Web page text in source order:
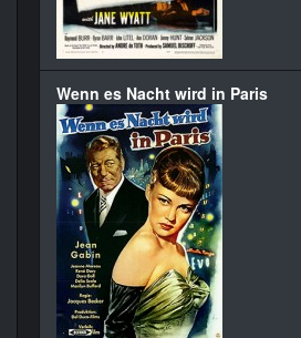
Wenn es Nacht wird in Paris